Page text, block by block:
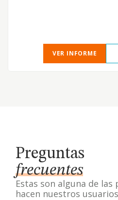
VER INFORME
Preguntas
frecuentes
Estas son alguna de las
hacen nuestros usuarios